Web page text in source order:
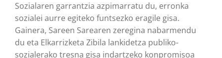
Sozialaren garrantzia azpimarratu du, erronka
sozialei aurre egiteko funtsezko eragile gisa.
Gainera, Sareen Sarearen zeregina nabarmendu
du eta Elkarrizketa Zibila lankidetza publiko-
sozialerako tresna gisa indartzeko konpromisoa